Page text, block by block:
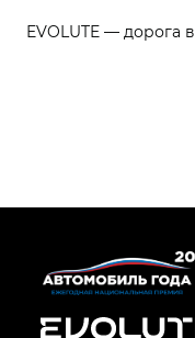
EVOLUTE — дорога